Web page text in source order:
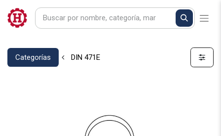
Categorías DIN 471E